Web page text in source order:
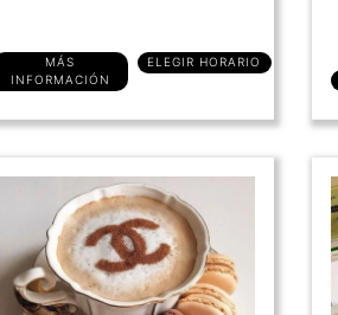
MÁS
INFORMACIÓN
ELEGIR HORARIO